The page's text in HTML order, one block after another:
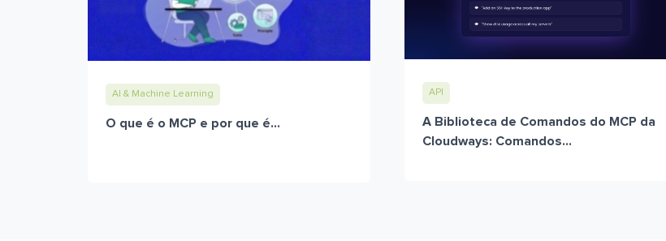
AI & Machine Learning
O que é o MCP e por que é...
API
A Biblioteca de Comandos do MCP da
Cloudways: Comandos...